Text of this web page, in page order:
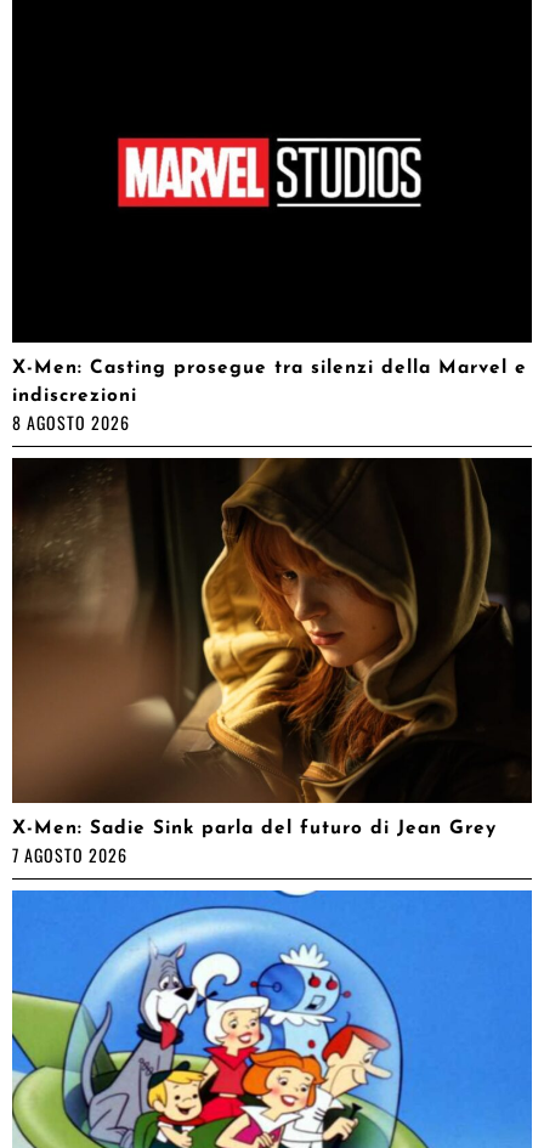
X-Men: Casting prosegue tra silenzi della Marvel e
indiscrezioni
8 AGOSTO 2026
X-Men: Sadie Sink parla del futuro di Jean Grey
7 AGOSTO 2026